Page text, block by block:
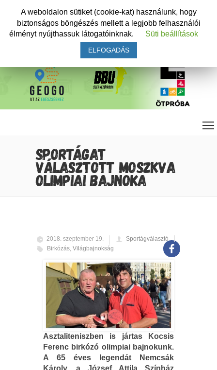
SPORTÁGAT
VÁLASZTOTT MOSZKVA
OLIMPIAI BAJNOKA
2018. szeptember 19.
Sportágválasztó
Birkózás, Világbajnokság
Asztaliteniszben is jártas Kocsis
Ferenc birkózó olimpiai bajnokunk.
A 65 éves legendát Nemcsák
Károly, a József Attila Színház
A weboldalon sütiket (cookie-kat) használunk, hogy
biztonságos böngészés mellett a legjobb felhasználói
élményt nyújthassuk látogatóinknak.
Süti beállítások
ELFOGADÁS